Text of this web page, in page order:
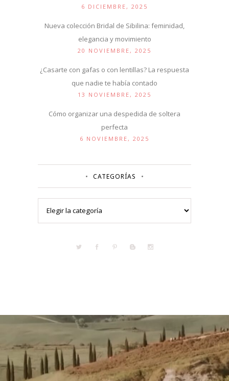
6 DICIEMBRE, 2025
Nueva colección Bridal de Sibilina: feminidad,
elegancia y movimiento
20 NOVIEMBRE, 2025
¿Casarte con gafas o con lentillas? La respuesta
que nadie te había contado
13 NOVIEMBRE, 2025
Cómo organizar una despedida de soltera
perfecta
6 NOVIEMBRE, 2025
CATEGORÍAS